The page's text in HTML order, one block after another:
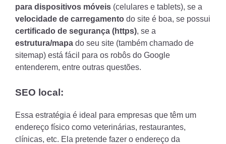
para dispositivos móveis (celulares e tablets), se a
velocidade de carregamento do site é boa, se possui
certificado de segurança (https), se a
estrutura/mapa do seu site (também chamado de
sitemap) está fácil para os robôs do Google
entenderem, entre outras questões.
SEO local:
Essa estratégia é ideal para empresas que têm um
endereço físico como veterinárias, restaurantes,
clínicas, etc. Ela pretende fazer o endereço da